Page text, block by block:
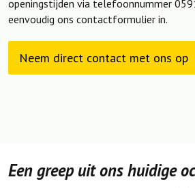
openingstijden via telefoonnummer
eenvoudig ons contactformulier in.
Neem direct contact met ons op
Een greep uit ons huidige